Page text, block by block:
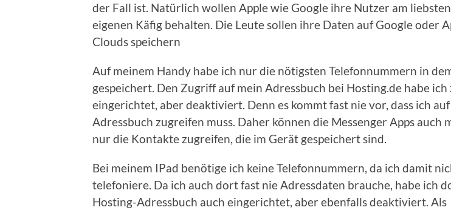
der Fall ist. Natürlich wollen Apple wie Google ihre Nutzer am
eigenen Käfig behalten. Die Leute sollen ihre Daten auf Google oder
Clouds speichern
Auf meinem Handy habe ich nur die nötigsten Telefonnummern in
gespeichert. Den Zugriff auf mein Adressbuch bei Hosting.de habe ich
eingerichtet, aber deaktiviert. Denn es kommt fast nie vor, dass ich auf
Adressbuch zugreifen muss. Daher können die Messenger Apps auch
nur die Kontakte zugreifen, die im Gerät gespeichert sind.
Bei meinem IPad benötige ich keine Telefonnummern, da ich damit
telefoniere. Da ich auch dort fast nie Adressdaten brauche, habe ich
Hosting-Adressbuch auch eingerichtet, aber ebenfalls deaktiviert. Als